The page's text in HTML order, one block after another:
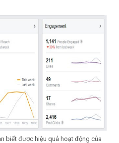
biết được hiệu quả hoạt động của